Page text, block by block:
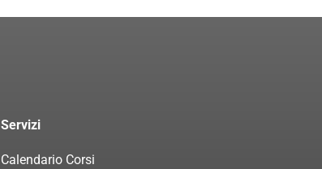
Servizi
Calendario Corsi